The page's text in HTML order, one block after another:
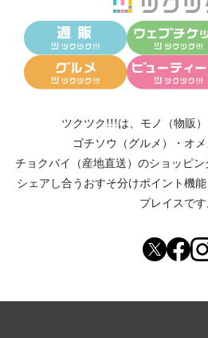
ツクツク!!!は、 モノ（物販）
ゴチソウ（グルメ）
・ オメ
チョクバイ（産地直送） のショッピン
シェアし合う おすそ分けポイント機能
プレイスです